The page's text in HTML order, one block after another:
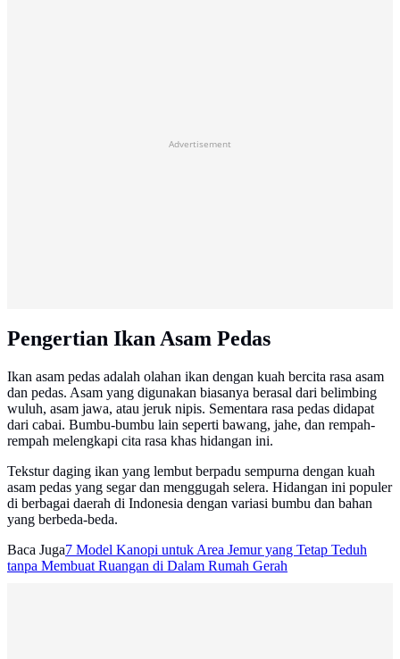
Advertisement
Pengertian Ikan Asam Pedas
Ikan asam pedas adalah olahan ikan dengan kuah bercita rasa asam
dan pedas. Asam yang digunakan biasanya berasal dari belimbing
wuluh, asam jawa, atau jeruk nipis. Sementara rasa pedas didapat
dari cabai. Bumbu-bumbu lain seperti bawang, jahe, dan rempah-
rempah melengkapi cita rasa khas hidangan ini.
Tekstur daging ikan yang lembut berpadu sempurna dengan kuah
asam pedas yang segar dan menggugah selera. Hidangan ini populer
di berbagai daerah di Indonesia dengan variasi bumbu dan bahan
yang berbeda-beda.
Baca Juga7 Model Kanopi untuk Area Jemur yang Tetap Teduh
tanpa Membuat Ruangan di Dalam Rumah Gerah